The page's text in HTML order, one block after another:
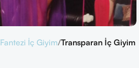
Fantezi İç Giyim Transparan İç Giyim